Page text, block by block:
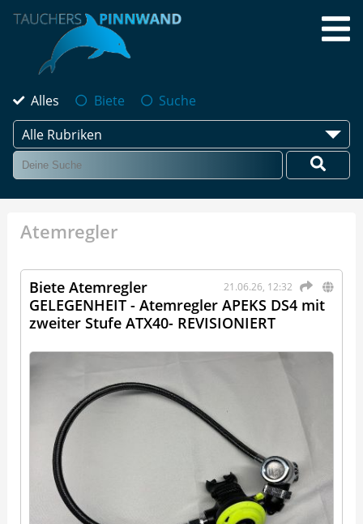
Alles Biete
Suche
Alle Rubriken
Atemregler
21.06.26, 12:32
Biete Atemregler
GELEGENHEIT - Atemregler APEKS DS4 mit
zweiter Stufe ATX40- REVISIONIERT